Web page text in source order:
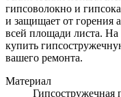
гипсоволокно и
и защищает от
всей площади листа.
купить
вашего ремонта.
Материал
Гипсостружечная